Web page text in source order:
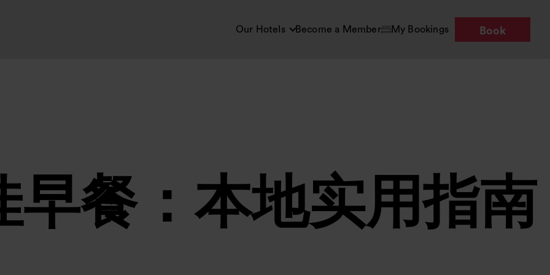
Our Hotels Become a Member My Bookings Book
早餐：本地实用指南